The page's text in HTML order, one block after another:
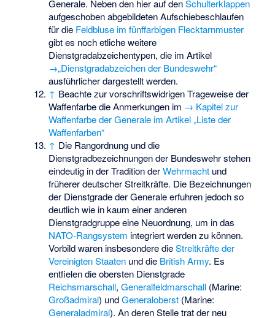
Generale. Neben den hier auf denSchulterklappen
aufgeschoben abgebildeten Aufschiebeschlaufen
für die Feldbluse im fünffarbigen Flecktarnmuster
gibt es noch etliche weitere
Dienstgradabzeichentypen, die im Artikel
→„Dienstgradabzeichen der Bundeswehr“
ausführlicher dargestellt werden.
↑ Beachte zur vorschriftswidrigen Trageweise der
Waffenfarbe die Anmerkungen im → Kapitel zur
Waffenfarbe der Generale im Artikel „Liste der
Waffenfarben“
↑ Die Rangordnung und die
Dienstgradbezeichnungen der Bundeswehr stehen
eindeutig in der Tradition derWehrmacht und
früherer deutscher Streitkräfte. Die Bezeichnungen
der Dienstgrade der Generale erfuhren jedoch so
deutlich wie in kaum einer anderen
Dienstgradgruppe eine Neuordnung, um in das
NATO-Rangsystem integriert werden zu können.
Vorbild waren insbesondere dieStreitkräfte der
Vereinigten Staaten und die British Army. Es
entfielen die obersten Dienstgrade
Reichsmarschall,Generalfeldmarschall (Marine:
Großadmiral) undGeneraloberst (Marine:
Generaladmiral). An deren Stelle trat der neu